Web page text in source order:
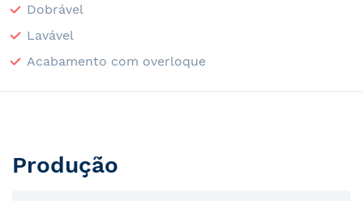
Dobrável
Lavável
Acabamento com overloque
Produção